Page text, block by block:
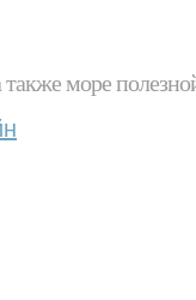
также море